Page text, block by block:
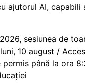
ajutorul AI, capabili
sesiunea de
10 august /
permis până la ora